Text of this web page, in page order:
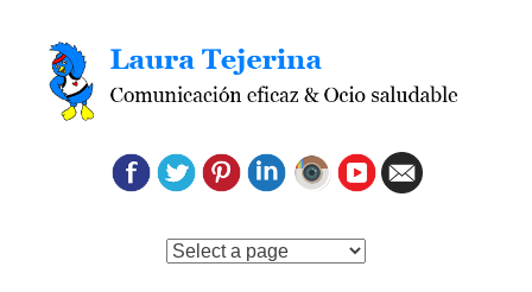
Saltar al contenido